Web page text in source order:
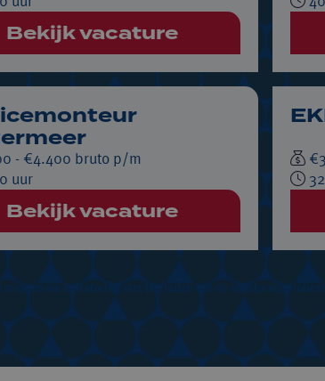
Bekijk vacature
- €4.400 bruto p/m
uur
Bekijk vacature